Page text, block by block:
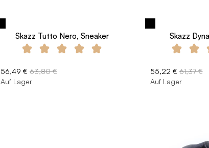
Skazz Tutto Nero, Sneaker
56,49 € 63,80 €
Auf Lager
Skazz
55,22 € 61,37 €
Auf Lager